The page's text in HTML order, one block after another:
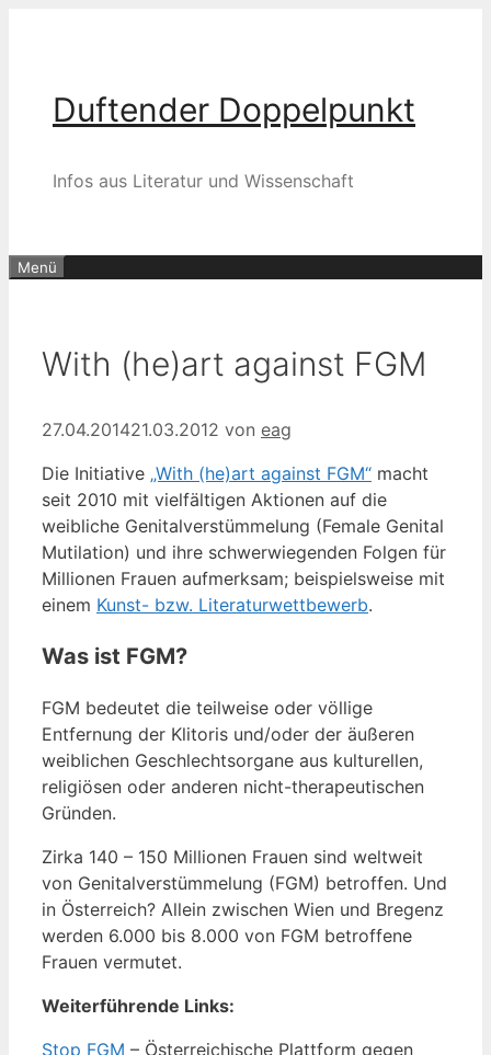
Duftender Doppelpunkt
Infos aus Literatur und Wissenschaft
Menü
With (he)art against FGM
27.04.201421.03.2012 von eag
Die Initiative „With (he)art against FGM“ macht
seit 2010 mit vielfältigen Aktionen auf die
weibliche Genitalverstümmelung (Female Genital
Mutilation) und ihre schwerwiegenden Folgen für
Millionen Frauen aufmerksam; beispielsweise mit
einem Kunst- bzw. Literaturwettbewerb.
Was ist FGM?
FGM bedeutet die teilweise oder völlige
Entfernung der Klitoris und/oder der äußeren
weiblichen Geschlechtsorgane aus kulturellen,
religiösen oder anderen nicht-therapeutischen
Gründen.
Zirka 140 – 150 Millionen Frauen sind weltweit
von Genitalverstümmelung (FGM) betroffen. Und
in Österreich? Allein zwischen Wien und Bregenz
werden 6.000 bis 8.000 von FGM betroffene
Frauen vermutet.
Weiterführende Links:
Stop FGM – Österreichische Plattform gegen